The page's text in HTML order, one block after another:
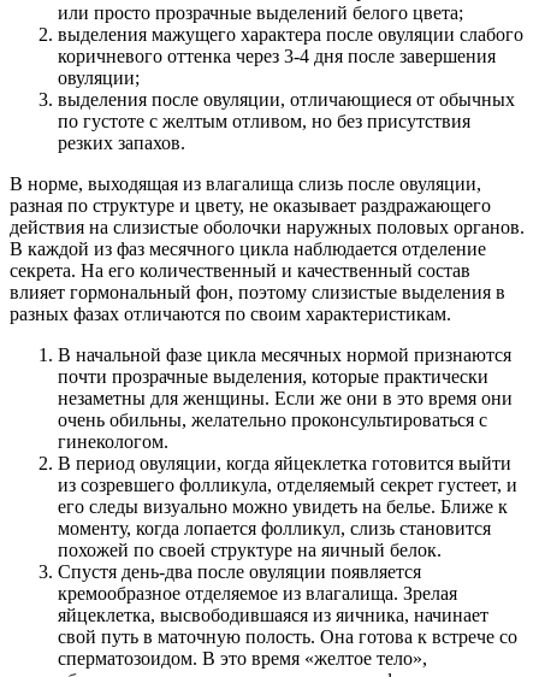
или просто прозрачные выделений белого цвета;
выделения мажущего характера после овуляции слабого
коричневого оттенка через 3-4 дня после завершения
овуляции;
выделения после овуляции, отличающиеся от обычных
по густоте с желтым отливом, но без присутствия
резких запахов.
В норме, выходящая из влагалища слизь после овуляции,
разная по структуре и цвету, не оказывает раздражающего
действия на слизистые оболочки наружных половых органов.
В каждой из фаз месячного цикла наблюдается отделение
секрета. На его количественный и качественный состав
влияет гормональный фон, поэтому слизистые выделения в
разных фазах отличаются по своим характеристикам.
В начальной фазе цикла месячных нормой признаются
почти прозрачные выделения, которые практически
незаметны для женщины. Если же они в это время они
очень обильны, желательно проконсультироваться с
гинекологом.
В период овуляции, когда яйцеклетка готовится выйти
из созревшего фолликула, отделяемый секрет густеет, и
его следы визуально можно увидеть на белье. Ближе к
моменту, когда лопается фолликул, слизь становится
похожей по своей структуре на яичный белок.
Спустя день-два после овуляции появляется
кремообразное отделяемое из влагалища. Зрелая
яйцеклетка, высвободившаяся из яичника, начинает
свой путь в маточную полость. Она готова к встрече со
сперматозоидом. В это время «желтое тело»,